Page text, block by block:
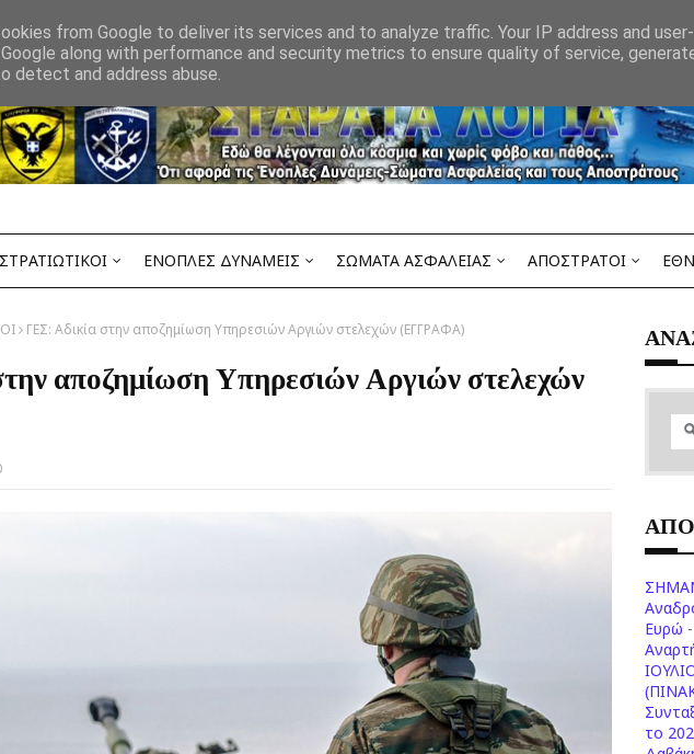
ΣΤΡΑΤΙΩΤΙΚΟΙ ΕΝΟΠΛΕΣ ΔΥΝΑΜΕΙΣ ΣΩΜΑΤΑ ΑΣΦΑΛΕΙΑΣ ΑΠΟΣΤΡΑΤΟΙ
ΓΕΣ: Αδικία στην αποζημίωση Υπηρεσιών Αργιών στελεχών (ΕΓΓΡΑΦΑ)
αποζημίωση Υπηρεσιών Αργιών στελεχών
Ευρώ
το
from Google to deliver its services and to analyze traffic. Your IP address and
along with performance and security metrics to ensure quality of service,
detect and address abuse.